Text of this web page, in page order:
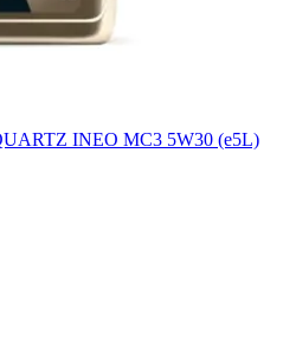
INEO MC3 5W30 (e5L)